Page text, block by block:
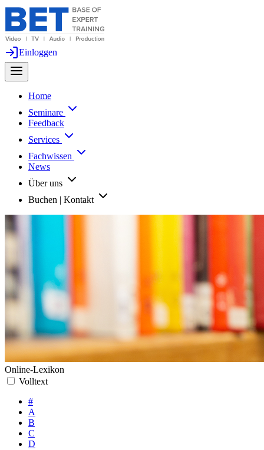
Einloggen
Home
Seminare
Feedback
Services
Fachwissen
News
Über uns
Buchen | Kontakt
Online-Lexikon
Volltext
#
A
B
C
D